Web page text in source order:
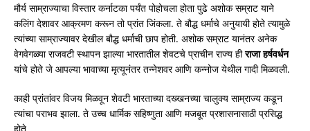
मौर्य साम्राज्याचा विस्तार कर्नाटका पर्यंत पोहोचला होता पुढे अशोक सम्राट याने
कलिंग देशावर आक्रमण करून तो प्रांत जिंकला. ते बौद्ध धर्माचे अनुयायी होते त्यामुळे
त्यांच्या साम्राज्यावर देखील बौद्ध धर्माची छाप होती. अशोक सम्राट यानंतर अनेक
वेगवेगळ्या राजवटी स्थापन झाल्या भारतातील शेवटचे प्राचीन राज्य हीराजाहर्षवर्धन
यांचे होते जे आपल्या भावाच्या मृत्यूनंतर तन्नेशवर आणि कन्नोज येथील गादी मिळवली.
काही प्रांतांवर विजय मिळवून शेवटी भारताच्या दख्खनच्या चालुक्य साम्राज्य कडून
त्यांचा पराभव झाला. ते उच्च धार्मिक सहिष्णुता आणि मजबूत प्रशासनासाठी प्रसिद्ध
होते.